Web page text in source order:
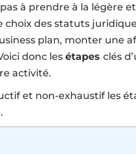
à prendre à la légère
choix des statuts
plan, monter une
donc les étapes clés
activité.
et non-exhaustif les